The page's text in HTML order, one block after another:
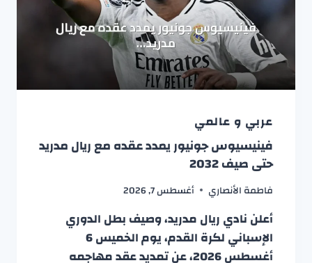
عربي و عالمي
فينيسيوس جونيور يمدد عقده مع ريال مدريد
حتى صيف 2032
فاطمة الأنصاري أغسطس 7, 2026
أعلن نادي ريال مدريد، وصيف بطل الدوري
الإسباني لكرة القدم، يوم الخميس 6
أغسطس 2026، عن تمديد عقد مهاجمه